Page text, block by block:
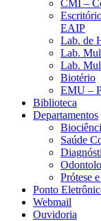
CMI –
EAIP
Lab. de
Lab.
Lab.
Biotério
EMU –
Biblioteca
Departamentos
Saúde
Prótese
Ponto
Webmail
Ouvidoria